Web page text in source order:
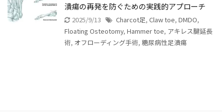
潰瘍の再発を防ぐための実践的アプローチ
2025/9/13 Charcot足, Claw toe, DMDO,
Floating Osteotomy, Hammer toe, アキレス腱延長
術, オフローディング手術, 糖尿病性足潰瘍